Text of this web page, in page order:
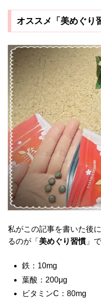
オススメ「美めぐり
私がこの記事を書いた後
るのが「 美めぐり習慣」で
鉄：10mg
葉酸：200μg
ビタミンC：80mg